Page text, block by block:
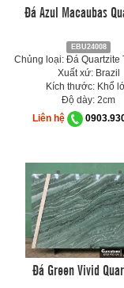
Đá Azul Macaubas
EBU24008
Chủng loại: Đá Quartzite
Xuất xứ: Brazil
Kích thước: Khổ
Độ dày: 2cm
Liên hệ
Đá Green Vivid